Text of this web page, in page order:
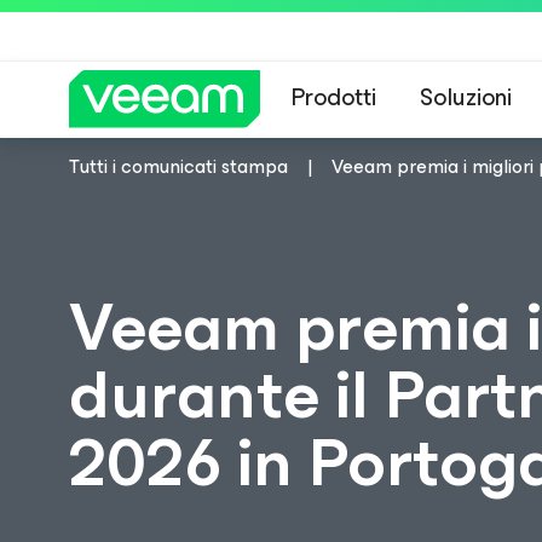
Prodotti Soluzioni
Tutti i comunicati stampa Veeam premia i
Veeam
durante il
2026 in